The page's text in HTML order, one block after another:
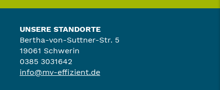
UNSERE STANDORTE
Bertha-von-Suttner-Str. 5
19061 Schwerin
0385 3031642
info@mv-effizient.de